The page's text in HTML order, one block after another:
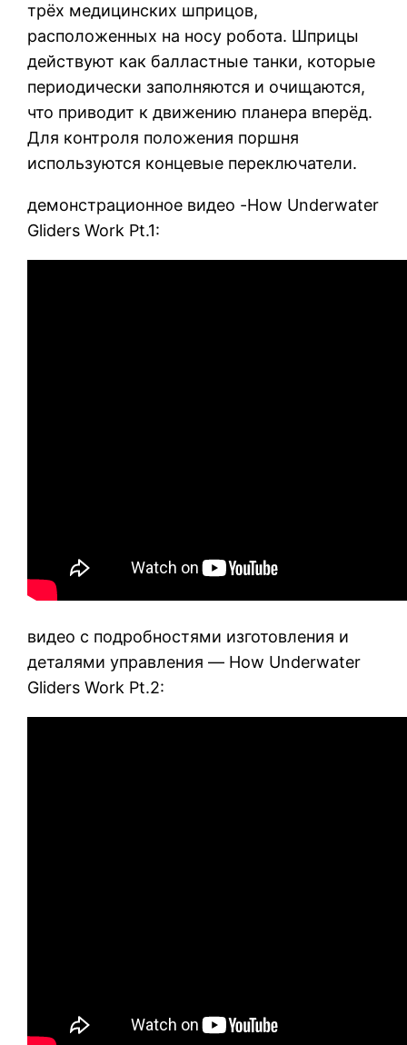
трёх медицинских шприцов,
расположенных на носу робота. Шприцы
действуют как балластные танки, которые
периодически заполняются и очищаются,
что приводит к движению планера вперёд.
Для контроля положения поршня
используются концевые переключатели.
демонстрационное видео -How Underwater
Gliders Work Pt.1:
видео с подробностями изготовления и
деталями управления — How Underwater
Gliders Work Pt.2: